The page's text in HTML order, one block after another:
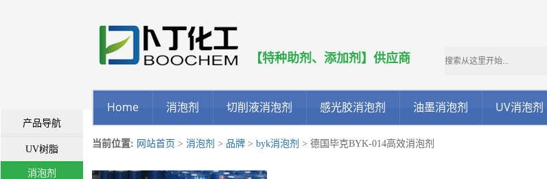
【特种助剂、添加剂】供应商
Home 消泡剂 切削液消泡剂 感光胶消泡剂 油墨消泡剂 UV消泡剂
当前位置: 网站首页 >消泡剂 > 品牌 >byk消泡剂 > 德国毕克BYK-014高效消泡剂
产品导航
UV树脂
消泡剂